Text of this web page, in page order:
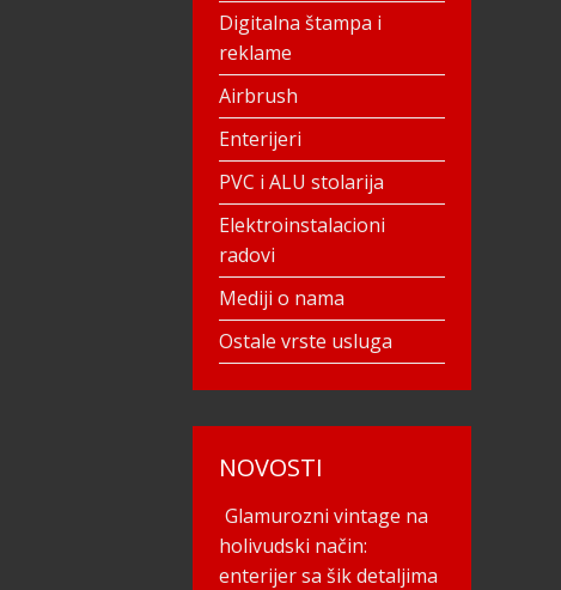
Digitalna štampa i
reklame
Airbrush
Enterijeri
PVC i ALU stolarija
Elektroinstalacioni
radovi
Mediji o nama
Ostale vrste usluga
NOVOSTI
Glamurozni vintage na
holivudski način:
enterijer sa šik detaljima